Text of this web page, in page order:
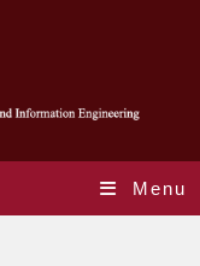
Menu